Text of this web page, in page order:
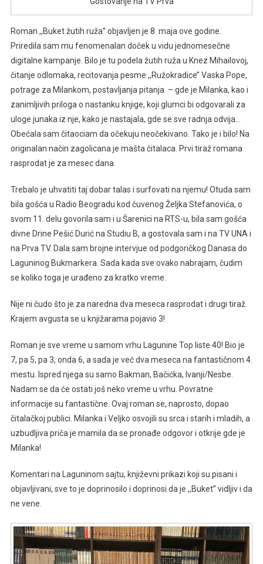
Roman ,,Buket žutih ruža’’ objavljen je 8. maja ove godine.
Priredila sam mu fenomenalan doček u vidu jednomesečne
digitalne kampanje. Bilo je tu podela žutih ruža u Knez Mihailovoj,
čitanje odlomaka, recitovanja pesme ,,Ružokradice’’ Vaska Pope,
potrage za Milankom, postavljanja pitanja – gde je Milanka, kao i
zanimljivih priloga o nastanku knjige, koji glumci bi odgovarali za
uloge junaka iz nje, kako je nastajala, gde se sve radnja odvija…
Obećala sam čitaociam da očekuju neočekivano. Tako je i bilo! Na
originalan način zagolicana je mašta čitalaca. Prvi tiraž romana
rasprodat je za mesec dana.
Trebalo je uhvatiti taj dobar talas i surfovati na njemu! Otuda sam
bila gošća u Radio Beogradu kod čuvenog Željka Stefanovića, o
svom 11. delu govorila sam i u Šarenici na RTS-u, bila sam gošća
divne Drine Pešić Durić na Studiu B, a gostovala sam i na TV UNA i
na Prva TV. Dala sam brojne intervjue od podgoričkog Danasa do
Laguninog Bukmarkera. Sada kada sve ovako nabrajam, čudim
se koliko toga je urađeno za kratko vreme.
Nije ni čudo što je za naredna dva meseca rasprodat i drugi tiraž.
Krajem avgusta se u knjižarama pojavio 3!
Roman je sve vreme u samom vrhu Lagunine Top liste 40! Bio je
7, pa 5, pa 3, onda 6, a sada je već dva meseca na fantastičnom 4.
mestu. Ispred njega su samo Bakman, Bačićka, Ivanji/Nesbe.
Nadam se da će ostati još neko vreme u vrhu. Povratne
informacije su fantastične. Ovaj roman se, naprosto, dopao
čitalačkoj publici. Milanka i Veljko osvojili su srca i starih i mladih, a
uzbudljiva priča je mamila da se pronađe odgovor i otkrije gde je
Milanka!
Komentari na Laguninom sajtu, književni prikazi koji su pisani i
objavljivani, sve to je doprinosilo i doprinosi da je ,,Buket’’ vidljiv i da
ne vene.